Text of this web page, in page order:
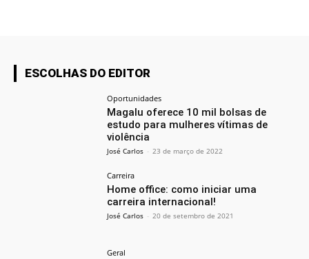
ESCOLHAS DO EDITOR
Oportunidades
Magalu oferece 10 mil bolsas de
estudo para mulheres vítimas de
violência
José Carlos - 23 de março de 2022
Carreira
Home office: como iniciar uma
carreira internacional!
José Carlos - 20 de setembro de 2021
Geral